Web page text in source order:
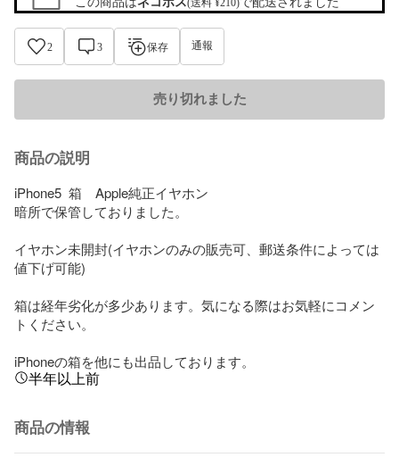
2 3 保存 通報
売り切れました
商品の説明
iPhone5  箱　Apple純正イヤホン
暗所で保管しておりました。
イヤホン未開封(イヤホンのみの販売可、郵送条件によっては
値下げ可能)
箱は経年劣化が多少あります。気になる際はお気軽にコメン
トください。
iPhoneの箱を他にも出品しております。
半年以上前
商品の情報